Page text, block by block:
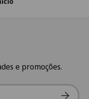
e promoções.